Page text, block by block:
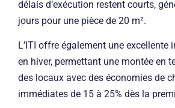
délais d’exécution restent courts,
jours pour une pièce de 20 m².
L’ITI offre également une excellente
en hiver, permettant une montée en
des locaux avec des économies de
immédiates de 15 à 25% dès la